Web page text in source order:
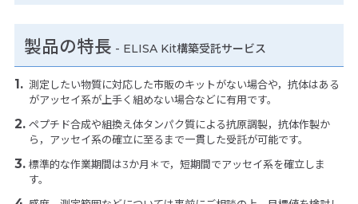
製品の特長 - ELISA Kit構築受託サービス
測定したい物質に対応した市販のキットがない場合や，抗体はある
がアッセイ系が上手く組めない場合などに有用です。
ペプチド合成や組換え体タンパク質による抗原調製，抗体作製か
ら，アッセイ系の確立に至るまで一貫した受託が可能です。
標準的な作業期間は3か月＊で，短期間でアッセイ系を確立しま
す。